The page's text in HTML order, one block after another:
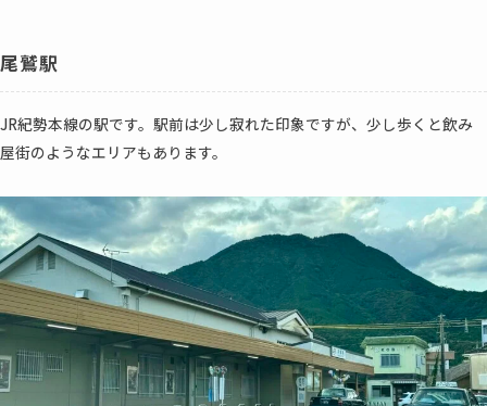
尾鷲駅
JR紀勢本線の駅です。駅前は少し寂れた印象ですが、少し歩くと飲み
屋街のようなエリアもあります。